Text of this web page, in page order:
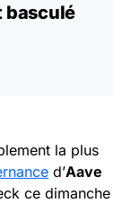
basculé
la plus
d’Aave
ce dimanche